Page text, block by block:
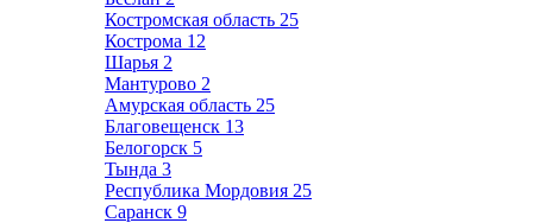
Костромская область 25
Кострома 12
Шарья 2
Мантурово 2
Амурская область 25
Благовещенск 13
Белогорск 5
Тында 3
Республика Мордовия 25
Саранск 9